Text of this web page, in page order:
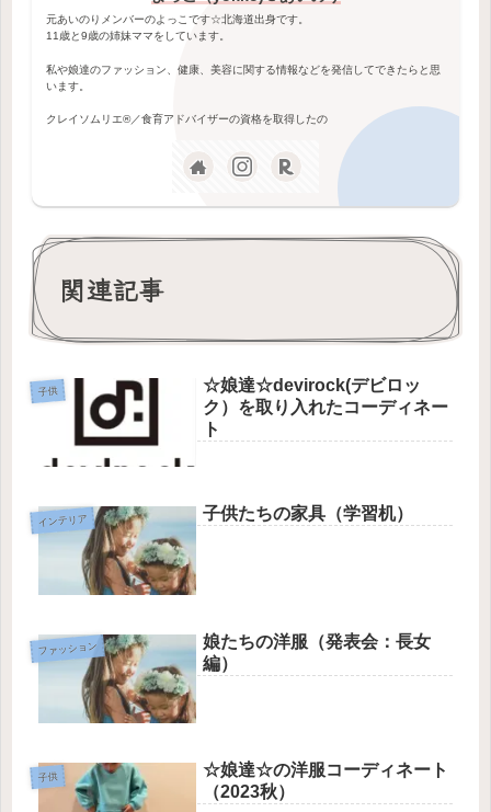
元あいのりメンバーのよっこです☆北海道出身です。
11歳と9歳の姉妹ママをしています。
私や娘達のファッション、健康、美容に関する情報などを発信してできたらと思
います。
クレイソムリエ®️／食育アドバイザーの資格を取得したの
関連記事
子供
☆娘達☆devirock(デビロッ
ク）を取り入れたコーディネー
ト
インテリア 子供たちの家具（学習机）
ファッション
娘たちの洋服（発表会：長女
編）
子供
☆娘達☆の洋服コーディネート
（2023秋）